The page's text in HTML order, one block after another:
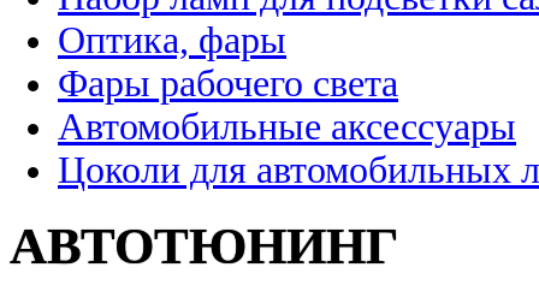
Оптика, фары
Фары рабочего света
Автомобильные аксессуары
Цоколи для автомобильных
АВТОТЮНИНГ